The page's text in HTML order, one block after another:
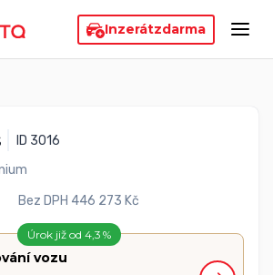
Inzerátzdarma
ID 3016
Bez DPH 446 273 Kč
Úrok již od 4,3 %
vozu